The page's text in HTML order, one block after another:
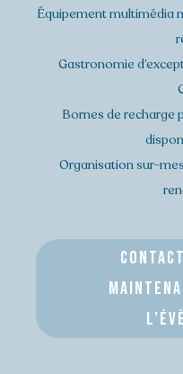
Équipement multimédia
Gastronomie
Bornes de recharge
Organisation sur-